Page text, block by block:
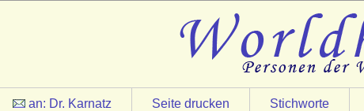
an: Dr. Karnatz Seite drucken Stichworte